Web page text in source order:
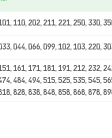
110, 202, 211, 221, 250, 330,
044, 066, 099, 102, 103, 220,
161, 171, 181, 191, 212, 232,
484, 494, 515, 525, 535, 545,
828, 838, 848, 858, 868, 878,